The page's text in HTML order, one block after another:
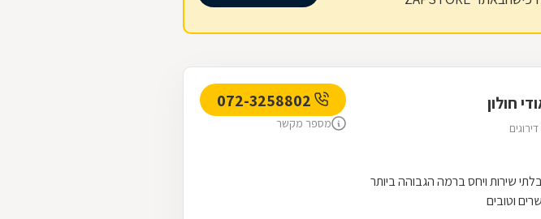
חולון
שירות ויחס ברמה הגבוהה ביותר
וטובים
מספר מקשר